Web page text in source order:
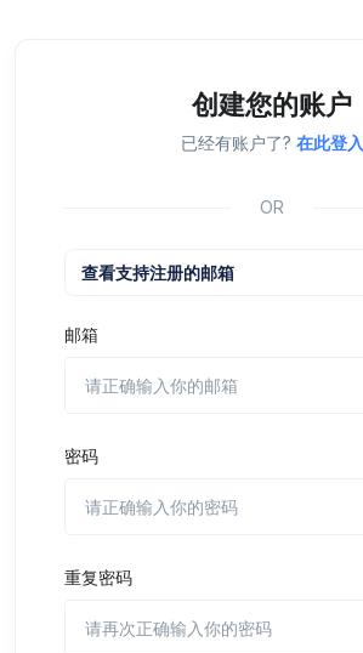
创建您的账户
已经有账户了? 在此登入
OR
查看支持注册的邮箱
邮箱
密码
重复密码